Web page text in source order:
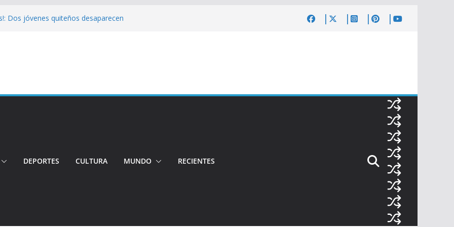
Dos jóvenes quiteños desaparecen
operarán el Trolebús y la Ecovía
Pichincha presenta la quinta edición
DEPORTES CULTURA MUNDO RECIENTES